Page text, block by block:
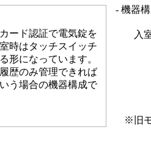
ード認証で電気錠を
時はタッチスイッチ
形になっています。
歴のみ管理できれば
う場合の機器構成で
- 機器
入
※旧